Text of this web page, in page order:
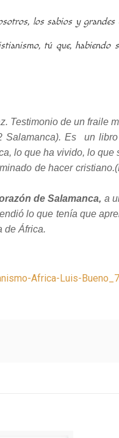
los sabios y
tú que, habiendo
de un fraile
Salamanca). Es un
lo que ha vivido, lo
de hacer
de Salamanca, a
lo que tenía que
de África.
Africa-Luis-